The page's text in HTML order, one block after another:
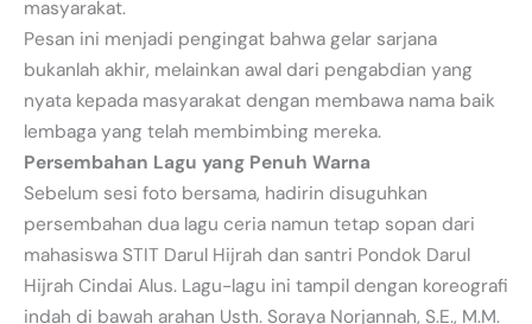
masyarakat.
Pesan ini menjadi pengingat bahwa gelar sarjana
bukanlah akhir, melainkan awal dari pengabdian yang
nyata kepada masyarakat dengan membawa nama baik
lembaga yang telah membimbing mereka.
Persembahan Lagu yang Penuh Warna
Sebelum sesi foto bersama, hadirin disuguhkan
persembahan dua lagu ceria namun tetap sopan dari
mahasiswa STIT Darul Hijrah dan santri Pondok Darul
Hijrah Cindai Alus. Lagu-lagu ini tampil dengan koreografi
indah di bawah arahan Usth. Soraya Norjannah, S.E., M.M.